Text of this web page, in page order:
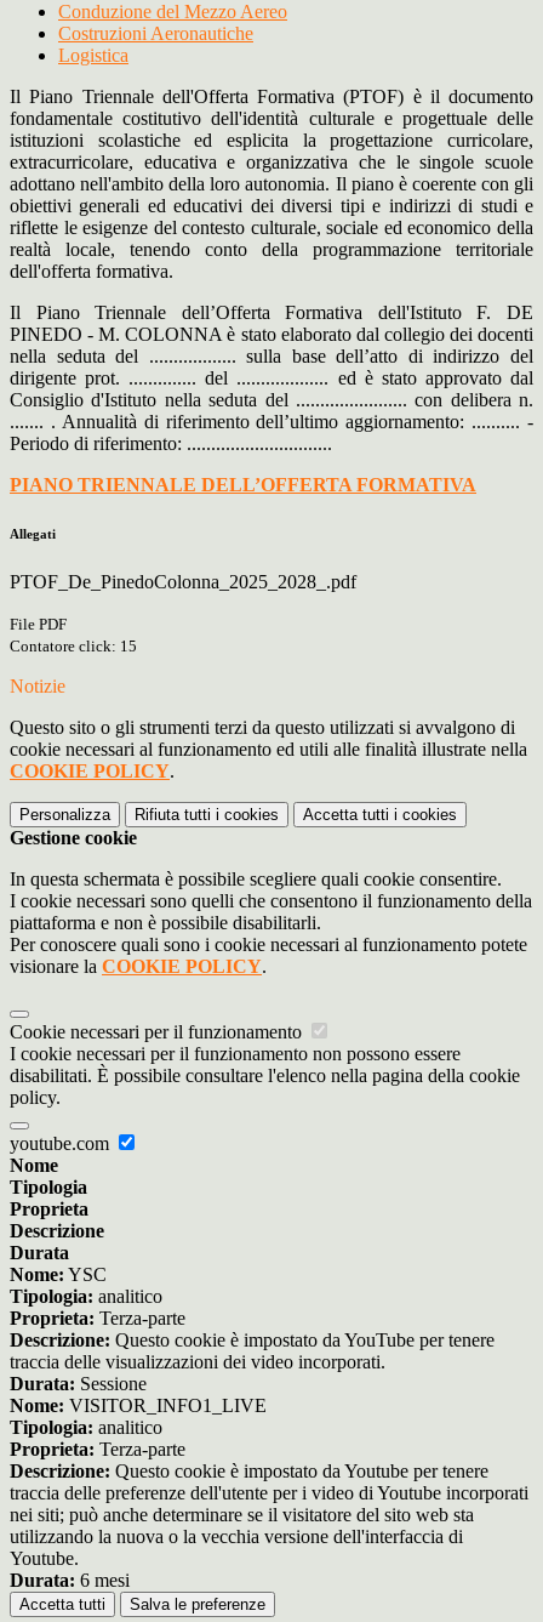
Conduzione del Mezzo Aereo
Costruzioni Aeronautiche
Logistica
Il Piano Triennale dell'Offerta Formativa (PTOF) è il documento
fondamentale costitutivo dell'identità culturale e progettuale delle
istituzioni scolastiche ed esplicita la progettazione curricolare,
extracurricolare, educativa e organizzativa che le singole scuole
adottano nell'ambito della loro autonomia. Il piano è coerente con gli
obiettivi generali ed educativi dei diversi tipi e indirizzi di studi e
riflette le esigenze del contesto culturale, sociale ed economico della
realtà locale, tenendo conto della programmazione territoriale
dell'offerta formativa.
Il Piano Triennale dell’Offerta Formativa dell'Istituto F. DE
PINEDO - M. COLONNA è stato elaborato dal collegio dei docenti
nella seduta del .................. sulla base dell’atto di indirizzo del
dirigente prot. .............. del ................... ed è stato approvato dal
Consiglio d'Istituto nella seduta del ....................... con delibera n.
....... . Annualità di riferimento dell’ultimo aggiornamento: .......... -
Periodo di riferimento: ..............................
PIANO TRIENNALE DELL’OFFERTA FORMATIVA
Allegati
PTOF_De_PinedoColonna_2025_2028_.pdf
File PDF
Contatore click: 15
Notizie
Questo sito o gli strumenti terzi da questo utilizzati si avvalgono di
cookie necessari al funzionamento ed utili alle finalità illustrate nella
COOKIE POLICY.
Personalizza Rifiuta tutti i cookies Accetta tutti i cookies
Gestione cookie
In questa schermata è possibile scegliere quali cookie consentire.
I cookie necessari sono quelli che consentono il funzionamento della
piattaforma e non è possibile disabilitarli.
Per conoscere quali sono i cookie necessari al funzionamento potete
visionare la COOKIE POLICY.
Cookie necessari per il funzionamento
I cookie necessari per il funzionamento non possono essere
disabilitati. È possibile consultare l'elenco nella pagina della cookie
policy.
youtube.com
Nome
Tipologia
Proprieta
Descrizione
Durata
Nome: YSC
Tipologia: analitico
Proprieta: Terza-parte
Descrizione: Questo cookie è impostato da YouTube per tenere
traccia delle visualizzazioni dei video incorporati.
Durata: Sessione
Nome: VISITOR_INFO1_LIVE
Tipologia: analitico
Proprieta: Terza-parte
Descrizione: Questo cookie è impostato da Youtube per tenere
traccia delle preferenze dell'utente per i video di Youtube incorporati
nei siti; può anche determinare se il visitatore del sito web sta
utilizzando la nuova o la vecchia versione dell'interfaccia di
Youtube.
Durata: 6 mesi
Accetta tutti Salva le preferenze